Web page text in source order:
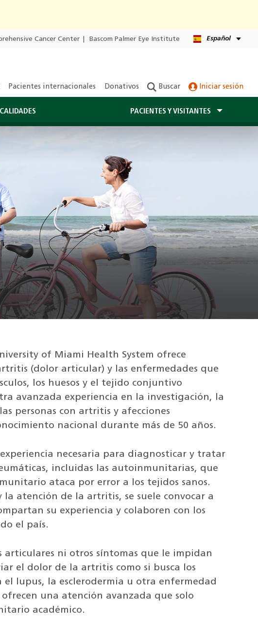
Cancer Center Bascom Palmer Eye Institute Español
Pacientes internacionales Donativos Buscar Iniciar sesión
PACIENTES Y VISITANTES
of Miami Health System ofrece
(dolor articular) y las enfermedades que
los huesos y el tejido conjuntivo
avanzada experiencia en la investigación, la
personas con artritis y afecciones
nacional durante más de 50 años.
necesaria para diagnosticar y tratar
incluidas las autoinmunitarias, que
ataca por error a los tejidos sanos.
la atención de la artritis, se suele convocar a
su experiencia y colaboren con los
el país.
articulares ni otros síntomas que le impidan
el dolor de la artritis como si busca los
el lupus, la esclerodermia u otra enfermedad
una atención avanzada que solo
académico.